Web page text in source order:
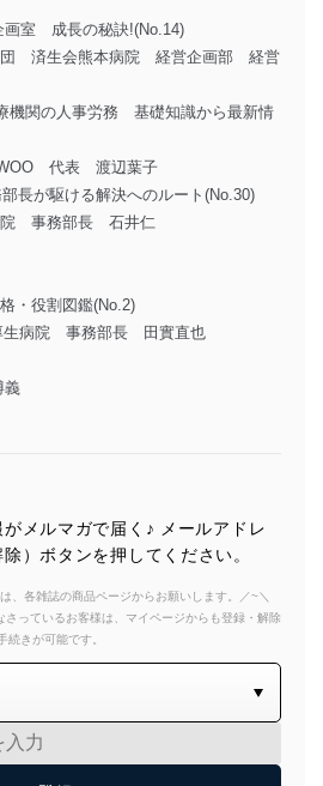
室 成長の秘訣!(No.14)
済生会熊本病院 経営企画部 経営
機関の人事労務 基礎知識から最新情
代表 渡辺葉子
が駆ける解決へのルート(No.30)
院 事務部長 石井仁
・役割図鑑(No.2)
病院 事務部長 田實直也
義
メルマガで届く♪ メールアドレ
）ボタンを押してください。
各雑誌の商品ページからお願いします。／~＼
っているお客様は、マイページからも登録・解除
続きが可能です。